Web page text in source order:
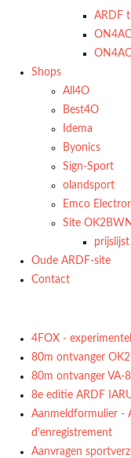
ARDF
Shops
All4O
Best4O
Idema
Byonics
Sign-Sport
olandsport
Emco
Site OK2BWN
Oude ARDF-site
Contact
4FOX -
80m ontvanger
80m ontvanger VA-
8e editie ARDF
Aanmeldformulier -
d'enregistrement
Aanvragen